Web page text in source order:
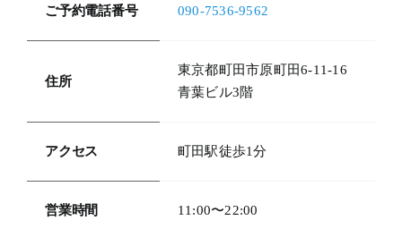
ご予約電話番号 090-7536-9562
住所
東京都町田市原町田6-11-16
青葉ビル3階
アクセス 町田駅徒歩1分
営業時間 11:00〜22:00